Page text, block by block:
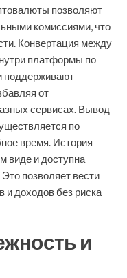
позволяют
комиссиями, что
Конвертация между
платформы по
поддерживают
от
сервисах. Вывод
по
время. История
виде и доступна
позволяет вести
и доходов без риска
и